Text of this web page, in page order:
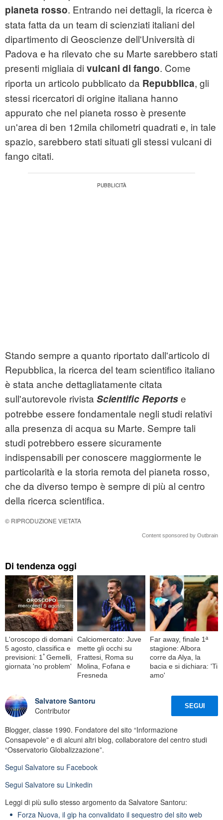
pianeta rosso. Entrando nei dettagli, la ricerca è
stata fatta da un team di scienziati italiani del
dipartimento di Geoscienze dell'Università di
Padova e ha rilevato che su Marte sarebbero stati
presenti migliaia di vulcani di fango. Come
riporta un articolo pubblicato da Repubblica, gli
stessi ricercatori di origine italiana hanno
appurato che nel pianeta rosso è presente
un'area di ben 12mila chilometri quadrati e, in tale
spazio, sarebbero stati situati gli stessi vulcani di
fango citati.
Stando sempre a quanto riportato dall'articolo di
Repubblica, la ricerca del team scientifico italiano
è stata anche dettagliatamente citata
sull'autorevole rivista Scientific Reportse
potrebbe essere fondamentale negli studi relativi
alla presenza di acqua su Marte. Sempre tali
studi potrebbero essere sicuramente
indispensabili per conoscere maggiormente le
particolarità e la storia remota del pianeta rosso,
che da diverso tempo è sempre di più al centro
della ricerca scientifica.
© RIPRODUZIONE VIETATA
Content sponsored by Outbrain
Di tendenza oggi
L'oroscopo di domani
5 agosto, classifica e
previsioni: 1ﾟGemelli,
giornata 'no problem'
Calciomercato: Juve
mette gli occhi su
Frattesi, Roma su
Molina, Fofana e
Fresneda
Far away, finale 1ª
stagione: Albora
corre da Alya, la
bacia e si dichiara: 'Ti
amo'
Salvatore Santoru
Contributor
SEGUI
Blogger, classe 1990. Fondatore del sito “Informazione
Consapevole” e di alcuni altri blog, collaboratore del centro studi
“Osservatorio Globalizzazione”.
Segui Salvatore su Facebook
Segui Salvatore su Linkedin
Leggi di più sullo stesso argomento da Salvatore Santoru:
Forza Nuova, il gip ha convalidato il sequestro del sito web